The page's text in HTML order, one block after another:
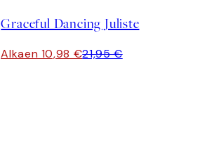
Graceful Dancing Juliste
Alkaen 10,98 €21,95 €